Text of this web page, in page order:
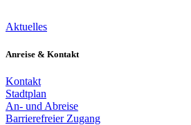
Aktuelles
Anreise & Kontakt
Kontakt
Stadtplan
An- und Abreise
Barrierefreier Zugang